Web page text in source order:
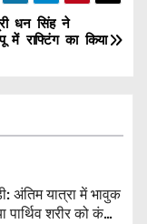
धन सिंह ने
में राफ्टिंग का किया
अंतिम यात्रा में भावुक
शरीर को कंधा,